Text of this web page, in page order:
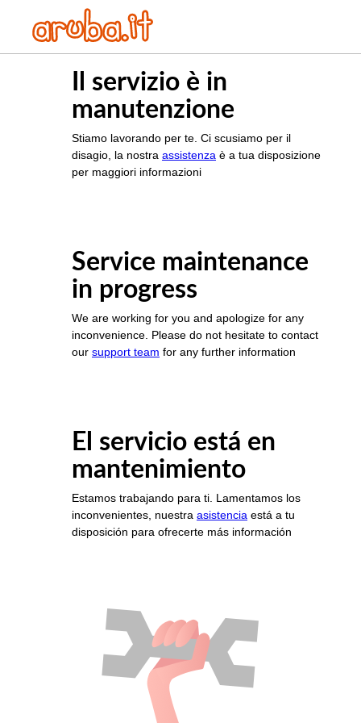
Il servizio è in
manutenzione
Stiamo lavorando per te. Ci scusiamo per il
disagio, la nostra assistenza è a tua disposizione
per maggiori informazioni
Service maintenance
in progress
We are working for you and apologize for any
inconvenience. Please do not hesitate to contact
our support team for any further information
El servicio está en
mantenimiento
Estamos trabajando para ti. Lamentamos los
inconvenientes, nuestra asistencia está a tu
disposición para ofrecerte más información